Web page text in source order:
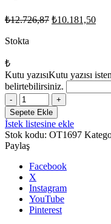
₺12.726,87 Orijinal
₺10.181,50Şu
Stokta
₺
Kutu yazısıKutu yazısı
belirtebilirsiniz.
Bozkurt
Ve
Ayyıldız
Figürlü
Işlemeli
Kuka
Tesbih
adet
Sepete Ekle
İstek listesine ekle
Stok kodu: OT1697
Paylaş
Facebook
X
Instagram
YouTube
Pinterest